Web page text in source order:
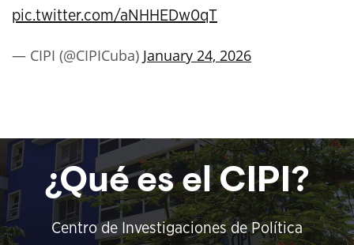
pic.twitter.com/aNHHEDw0qT
— CIPI (@CIPICuba) January 24, 2026
¿Qué es el CIPI?
Centro de Investigaciones de Política